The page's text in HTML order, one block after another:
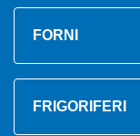
FORNI
FRIGORIFERI